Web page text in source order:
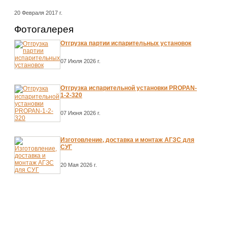
20 Февраля 2017 г.
Фотогалерея
Отгрузка партии испарительных установок
07 Июля 2026 г.
Отгрузка испарительной установки PROPAN-
1-2-320
07 Июня 2026 г.
Изготовление, доставка и монтаж АГЗС для
СУГ
20 Мая 2026 г.